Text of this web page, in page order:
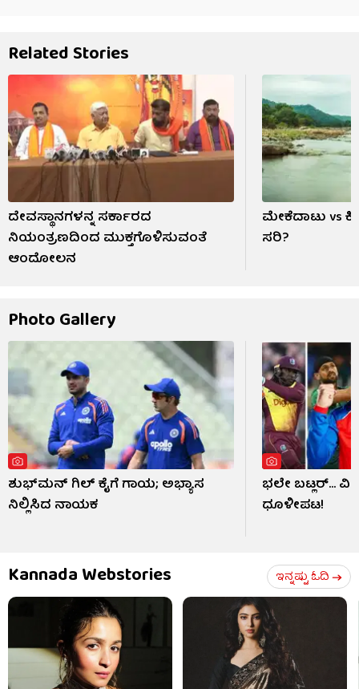
Related Stories
ದೇವಸ್ಥಾನಗಳನ್ನ ಸರ್ಕಾರದ
ನಿಯಂತ್ರಣದಿಂದ ಮುಕ್ತಗೊಳಿಸುವಂತೆ
ಆಂದೋಲನ
ಮೇಕೆದಾಟು vs
ಸರಿ?
Photo Gallery
ಶುಭ್​ಮನ್ ಗಿಲ್ ಕೈಗೆ ಗಾಯ; ಅಭ್ಯಾಸ
ನಿಲ್ಲಿಸಿದ ನಾಯಕ
ಭಲೇ ಬಟ್ಲರ್...
ಧೂಳೀಪಟ!
Kannada Webstories ಇನ್ನಷ್ಟು ಓದಿ